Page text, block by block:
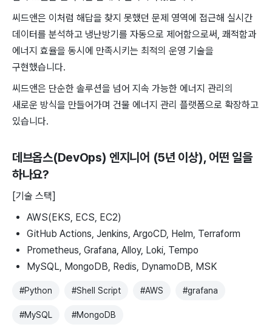
씨드앤은 이처럼 해답을 찾지 못했던 문제 영역에 접근해 실시간
데이터를 분석하고 냉난방기를 자동으로 제어함으로써, 쾌적함과
에너지 효율을 동시에 만족시키는 최적의 운영 기술을
구현했습니다.
씨드앤은 단순한 솔루션을 넘어 지속 가능한 에너지 관리의
새로운 방식을 만들어가며 건물 에너지 관리 플랫폼으로 확장하고
있습니다.
데브옵스(DevOps) 엔지니어 (5년 이상), 어떤 일을
하나요?
[기술 스택]
AWS(EKS, ECS, EC2)
GitHub Actions, Jenkins, ArgoCD, Helm, Terraform
Prometheus, Grafana, Alloy, Loki, Tempo
MySQL, MongoDB, Redis, DynamoDB, MSK
#Python #Shell Script #AWS #grafana
#MySQL #MongoDB